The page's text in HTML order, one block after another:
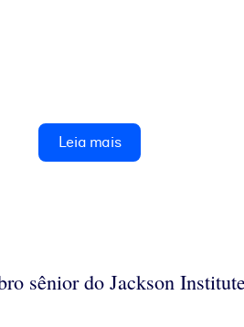
Leia mais
sênior do Jackson